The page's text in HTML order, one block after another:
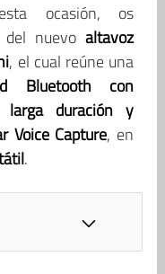
ocasión, os
nuevoaltavoz
, el cual reúne una
Bluetooth con
larga duración y
Voice Capture, en
.